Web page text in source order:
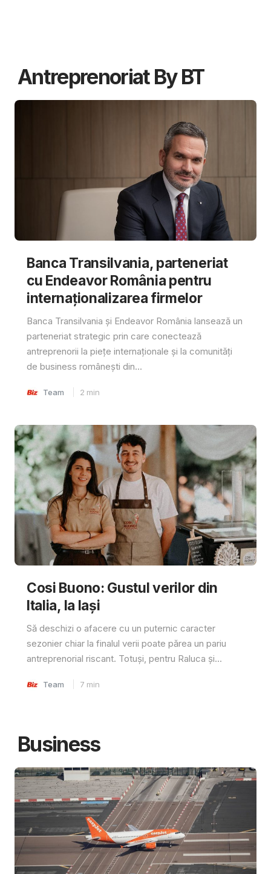
Antreprenoriat By BT
Banca Transilvania, parteneriat
cu Endeavor România pentru
internaționalizarea firmelor
Banca Transilvania și Endeavor România lansează un
parteneriat strategic prin care conectează
antreprenorii la piețe internaționale și la comunități
de business românești din...
Team 2 min
Cosi Buono: Gustul verilor din
Italia, la Iași
Să deschizi o afacere cu un puternic caracter
sezonier chiar la finalul verii poate părea un pariu
antreprenorial riscant. Totuși, pentru Raluca și...
Team 7 min
Business